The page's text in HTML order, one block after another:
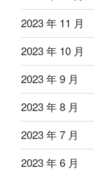
2023 年 11 月
2023 年 10 月
2023 年 9 月
2023 年 8 月
2023 年 7 月
2023 年 6 月